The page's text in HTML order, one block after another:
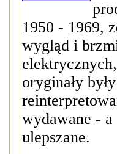
1950 - 1969,
wygląd i
oryginały
wydawane - a
ulepszane.